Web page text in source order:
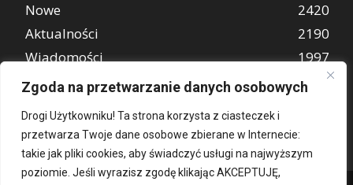
Zgoda na przetwarzanie danych osobowych
Drogi Użytkowniku! Ta strona korzysta z ciasteczek i
przetwarza Twoje dane osobowe zbierane w Internecie:
takie jak pliki cookies, aby świadczyć usługi na najwyższym
poziomie. Jeśli wyrazisz zgodę klikając AKCEPTUJĘ,
Nowe
2420
Aktualności
2190
Wiadomości
1997
REKLAMA
849